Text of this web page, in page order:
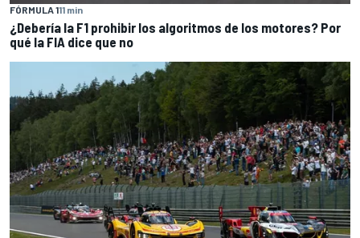
FÓRMULA 111 min
¿Debería la F1 prohibir los algoritmos de los motores? Por
qué la FIA dice que no